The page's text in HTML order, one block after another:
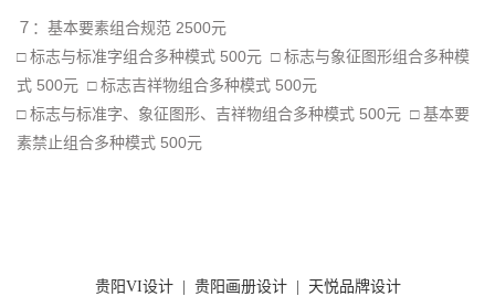
７：基本要素组合规范 2500元
□ 标志与标准字组合多种模式 500元 □ 标志与象征图形组合多种模
式 500元 □ 标志吉祥物组合多种模式 500元
□ 标志与标准字、象征图形、吉祥物组合多种模式 500元 □ 基本要
素禁止组合多种模式 500元
贵阳VI设计 贵阳画册设计
天悦品牌设计